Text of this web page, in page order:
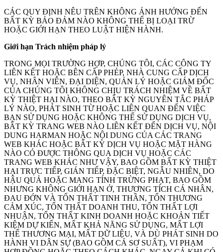
CÁC QUY ĐỊNH NÊU TRÊN KHÔNG ẢNH HƯỞNG ĐẾN
BẤT KỲ BẢO ĐẢM NÀO KHÔNG THỂ BỊ LOẠI TRỪ
HOẶC GIỚI HẠN THEO LUẬT HIỆN HÀNH.
Giới hạn Trách nhiệm pháp lý
TRONG MỌI TRƯỜNG HỢP, CHÚNG TÔI, CÁC CÔNG TY
LIÊN KẾT HOẶC BÊN CẤP PHÉP, NHÀ CUNG CẤP DỊCH
VỤ, NHÂN VIÊN, ĐẠI DIỆN, QUẢN LÝ HOẶC GIÁM ĐỐC
CỦA CHÚNG TÔI KHÔNG CHỊU TRÁCH NHIỆM VỀ BẤT
KỲ THIỆT HẠI NÀO, THEO BẤT KỲ NGUYÊN TẮC PHÁP
LÝ NÀO, PHÁT SINH TỪ HOẶC LIÊN QUAN ĐẾN VIỆC
BẠN SỬ DỤNG HOẶC KHÔNG THỂ SỬ DỤNG DỊCH VỤ,
BẤT KỲ TRANG WEB NÀO LIÊN KẾT ĐẾN DỊCH VỤ, NỘI
DUNG HARMAN HOẶC NỘI DUNG CỦA CÁC TRANG
WEB KHÁC HOẶC BẤT KỲ DỊCH VỤ HOẶC MẶT HÀNG
NÀO CÓ ĐƯỢC THÔNG QUA DỊCH VỤ HOẶC CÁC
TRANG WEB KHÁC NHƯ VẬY, BAO GỒM BẤT KỲ THIỆT
HẠI TRỰC TIẾP, GIÁN TIẾP, ĐẶC BIỆT, NGẪU NHIÊN, DO
HẬU QUẢ HOẶC MANG TÍNH TRỪNG PHẠT, BAO GỒM
NHƯNG KHÔNG GIỚI HẠN Ở, THƯƠNG TÍCH CÁ NHÂN,
ĐAU ĐỚN VÀ TỔN THẤT TINH THẦN, TỔN THƯƠNG
CẢM XÚC, TỔN THẤT DOANH THU, TỔN THẤT LỢI
NHUẬN, TỔN THẤT KINH DOANH HOẶC KHOẢN TIẾT
KIỆM DỰ KIẾN, MẤT KHẢ NĂNG SỬ DỤNG, MẤT LỢI
THẾ THƯƠNG MẠI, MẤT DỮ LIỆU, VÀ DÙ PHÁT SINH DO
HÀNH VI DÂN SỰ (BAO GỒM CẢ SƠ SUẤT), VI PHẠM